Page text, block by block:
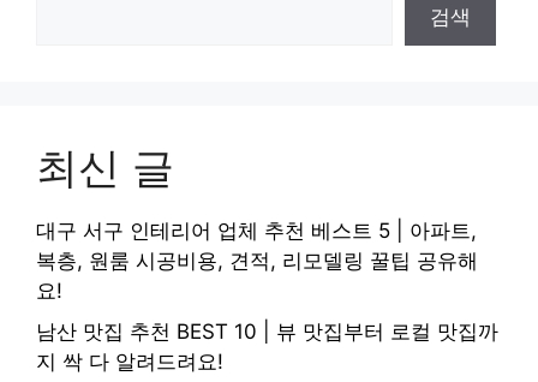
검색
최신 글
대구 서구 인테리어 업체 추천 베스트 5 | 아파트,
복층, 원룸 시공비용, 견적, 리모델링 꿀팁 공유해
요!
남산 맛집 추천 BEST 10 | 뷰 맛집부터 로컬 맛집까
지 싹 다 알려드려요!